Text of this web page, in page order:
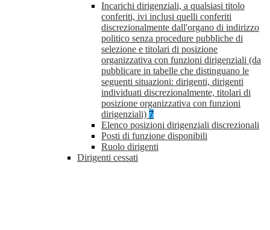
Incarichi dirigenziali, a qualsiasi titolo
conferiti, ivi inclusi quelli conferiti
discrezionalmente dall'organo di indirizzo
politico senza procedure pubbliche di
selezione e titolari di posizione
organizzativa con funzioni dirigenziali (da
pubblicare in tabelle che distinguano le
seguenti situazioni: dirigenti, dirigenti
individuati discrezionalmente, titolari di
posizione organizzativa con funzioni
dirigenziali) 7
Elenco posizioni dirigenziali discrezionali
Posti di funzione disponibili
Ruolo dirigenti
Dirigenti cessati